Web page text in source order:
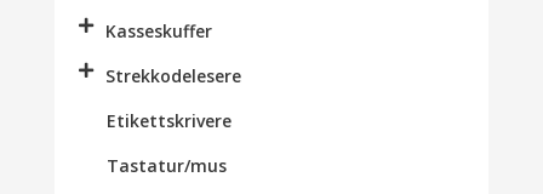
Kasseskuffer
Strekkodelesere
Etikettskrivere
Tastatur/mus